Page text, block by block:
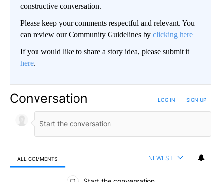
constructive conversation.
Please keep your comments respectful and relevant. You
can review our Community Guidelines by clicking here
If you would like to share a story idea, please submit it
here.
Conversation LOG IN SIGN UP
ALL COMMENTS NEWEST
All Comments